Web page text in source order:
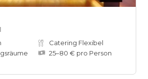
Catering Flexibel
25–80 € pro Person